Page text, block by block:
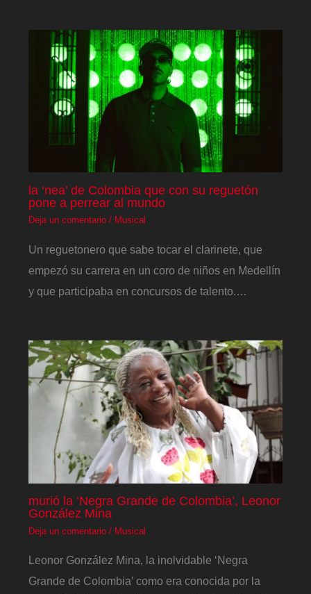
la ‘nea’ de Colombia que con su reguetón
pone a perrear al mundo
Deja un comentario / Musical
Un reguetonero que sabe tocar el clarinete, que
empezó su carrera en un coro de niños en Medellín
y que participaba en concursos de talento.…
murió la ‘Negra Grande de Colombia’, Leonor
González Mina
Deja un comentario / Musical
Leonor González Mina, la inolvidable ‘Negra
Grande de Colombia’ como era conocida por la